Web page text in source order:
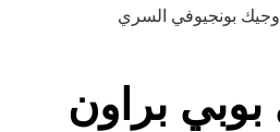
بونجيوفي السري
براون